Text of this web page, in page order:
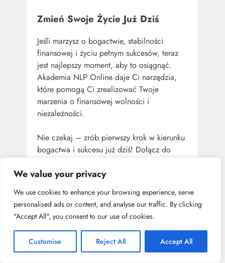
We value your privacy
We use cookies to enhance your browsing experience, serve
personalised ads or content, and analyse our traffic. By clicking
"Accept All", you consent to our use of cookies.
Customise Reject All Accept All
Zmień Swoje Życie Już Dziś
Jeśli marzysz o bogactwie, stabilności
finansowej i życiu pełnym sukcesów, teraz
jest najlepszy moment, aby to osiągnąć.
Akademia NLP Online daje Ci narzędzia,
które pomogą Ci zrealizować Twoje
marzenia o finansowej wolności i
niezależności.
Nie czekaj – zrób pierwszy krok w kierunku
bogactwa i sukcesu już dziś! Dołącz do
odmienić swoje życie na lepsze!
Skontaktuj Się z Nami
Masz pytania? Chcesz dowiedzieć się
więcej? Napisz do nas na
kontakt@subprofit.pl– jesteśmy tutaj, aby